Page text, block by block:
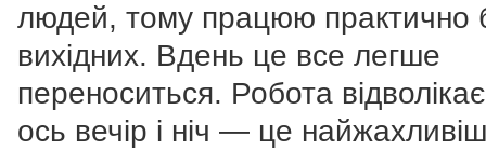
людей, тому працюю практично
вихідних. Вдень це все легше
переноситься. Робота
ось вечір і ніч — це